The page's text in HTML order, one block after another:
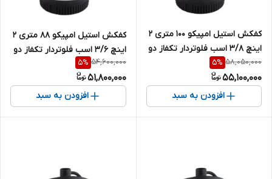
کفکش استیل امپیکو 100 متری 2
اینچ 3/8 اسب فلوتردار تکفاز دو
جداره MPCO-S.99.100-6
58,050,000
5%
55,100,000
افزودن به سبد
کفکش استیل امپیکو 88 متری 2
اینچ 3/6 اسب فلوتردار تکفاز دو
جداره MPCO-S.99.88-6
54,600,000
5%
51,800,000
افزودن به سبد